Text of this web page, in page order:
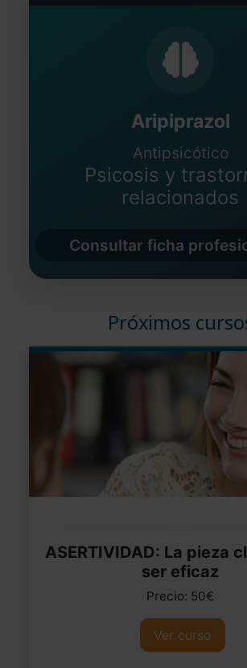
Aripiprazol
Antipsicótico
Psicosis y
relacionados
Consultar ficha
Próximos
ASERTIVIDAD: La pieza
ser eficaz
Precio: 50€
Ver curso